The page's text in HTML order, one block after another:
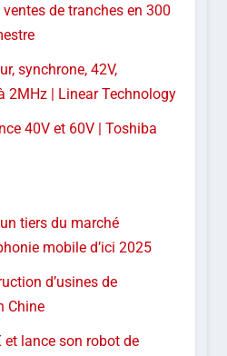
de tranches en 300
synchrone, 42V,
2MHz | Linear Technology
40V et 60V | Toshiba
tiers du marché
mobile d’ici 2025
d’usines de
Chine
et lance son robot de